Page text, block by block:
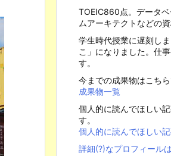
TOEIC860点。データ
ムアーキテクトなどの
学生時代授業に遅刻し
こ」になりました。仕
す。
今までの成果物はこちら
成果物一覧
個人的に読んでほしい
す。
個人的に読んでほしい
詳細(?)なプロフィール